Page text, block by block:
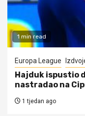
1 min read
Europa League
Hajduk ispustio
nastradao na
1 tjedan ago